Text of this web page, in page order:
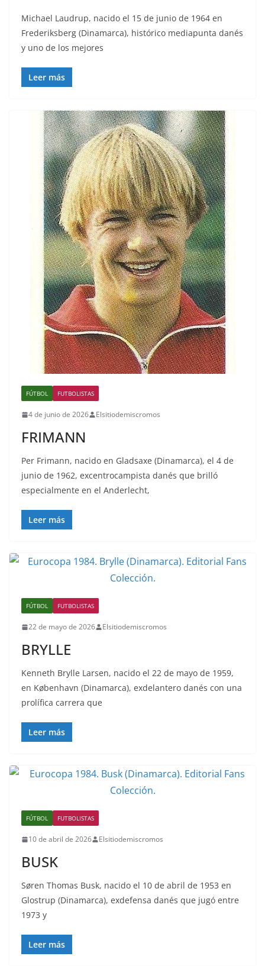
Michael Laudrup, nacido el 15 de junio de 1964 en
Frederiksberg (Dinamarca), histórico mediapunta danés
y uno de los mejores
Leer más
FÚTBOL FUTBOLISTAS
4 de junio de 2026 Elsitiodemiscromos
FRIMANN
Per Frimann, nacido en Gladsaxe (Dinamarca), el 4 de
junio de 1962, excentrocampista danés que brilló
especialmente en el Anderlecht,
Leer más
FÚTBOL FUTBOLISTAS
22 de mayo de 2026 Elsitiodemiscromos
BRYLLE
Kenneth Brylle Larsen, nacido el 22 de mayo de 1959,
en København (Dinamarca), exdelantero danés con una
prolífica carrera que
Leer más
FÚTBOL FUTBOLISTAS
10 de abril de 2026 Elsitiodemiscromos
BUSK
Søren Thomas Busk, nacido el 10 de abril de 1953 en
Glostrup (Dinamarca), exdefensa danés que jugó entre
1973 y
Leer más